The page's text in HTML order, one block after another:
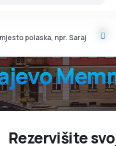
Rezervišite